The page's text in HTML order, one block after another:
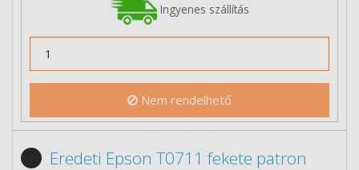
Ingyenes szállítás
Nem rendelhető
Eredeti Epson T0711 fekete patron